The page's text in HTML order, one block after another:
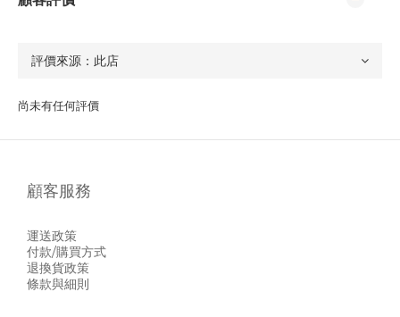
尚未有任何評價
顧客服務
運送政策
付款/購買方式
退換貨政策
條款與細則